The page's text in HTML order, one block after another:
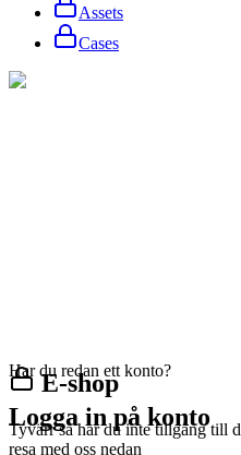
Assets
Cases
E-shop
Tyvärr så har du inte tillgång till
resa med oss nedan
Har du redan ett konto?
Logga in på konto